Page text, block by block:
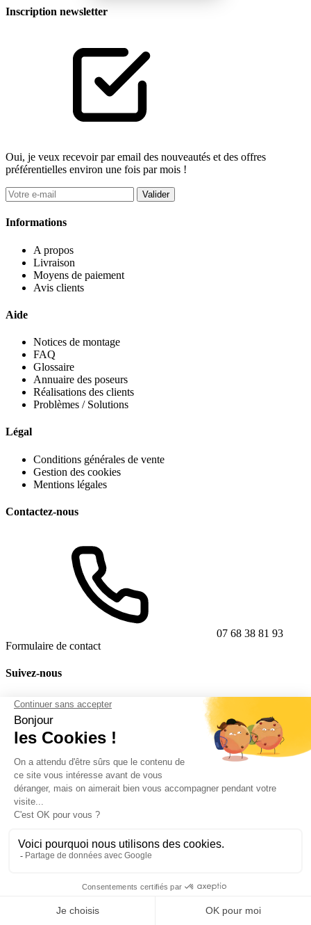
Inscription newsletter
Oui, je veux recevoir par email des nouveautés et des offres
préférentielles environ une fois par mois !
Valider
Informations
A propos
Livraison
Moyens de paiement
Avis clients
Aide
Notices de montage
FAQ
Glossaire
Annuaire des poseurs
Réalisations des clients
Problèmes / Solutions
Légal
Conditions générales de vente
Gestion des cookies
Mentions légales
Contactez-nous
07 68 38 81 93
Formulaire de contact
Suivez-nous